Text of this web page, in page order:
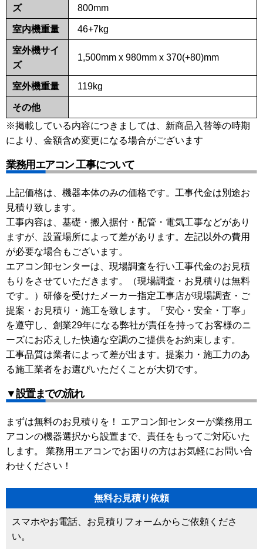
ズ
800mm
室内機重量 46+7kg
室外機サイ
ズ
1,500mm x 980mm x 370(+80)mm
室外機重量 119kg
その他
※掲載している内容につきましては、新商品入替等の時期
により、金額含め変更になる場合がございます
業務用エアコン 工事について
上記価格は、機器本体のみの価格です。工事代金は別途お
見積り致します。
工事内容は、基礎・搬入据付・配管・電気工事などがあり
ますが、設置場所によって差があります。左記以外の費用
が必要な場合もございます。
エアコン卸センターは、現場調査を行い工事代金のお見積
もりをさせていただきます。（現場調査・お見積りは無料
です。）研修を受けたメーカー指定工事店が現場調査・ご
提案・お見積り・施工を致します。「安心・安全・丁寧」
を遵守し、創業29年になる弊社が責任を持ってお客様のニ
ーズにお応えした快適な空調のご提供をお約束します。
工事品質は業者によって差が出ます。提案力・施工力のあ
る施工業者をお選びいただくことが大切です。
▼設置までの流れ
まずは無料のお見積りを！ エアコン卸センターが業務用エ
アコンの機器選択から設置まで、責任をもってご対応いた
します。 業務用エアコンでお困りの方はお気軽にお問い合
わせください！
無料お見積り依頼
スマホやお電話、お見積りフォームからご依頼くださ
い。